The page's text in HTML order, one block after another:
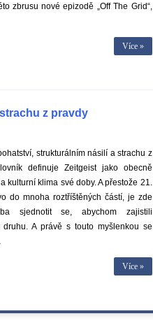
zbrusu nové epizodě „Off The Grid“,
Více »
z pravdy
strukturálním násilí a strachu z
definuje Zeitgeist jako obecně
kulturní klima své doby. A přestože 21.
do mnoha roztříštěných částí, je zde
sjednotit se, abychom zajistili
druhu. A právě s touto myšlenkou se
Více »